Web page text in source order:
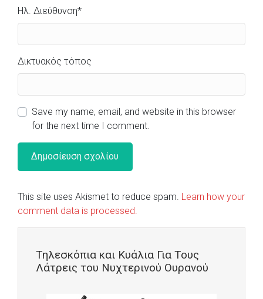
Ηλ. Διεύθυνση*
Δικτυακός τόπος
Save my name, email, and website in this browser
for the next time I comment.
This site uses Akismet to reduce spam. Learn how your
comment data is processed.
Τηλεσκόπια και Κυάλια Για Τους
Λάτρεις του Νυχτερινού Ουρανού